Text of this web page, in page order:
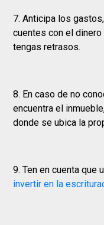
7. Anticipa los
cuentes con el
tengas retrasos.
8. En caso de no
encuentra el
donde se ubica la
9. Ten en cuenta que
invertir en la